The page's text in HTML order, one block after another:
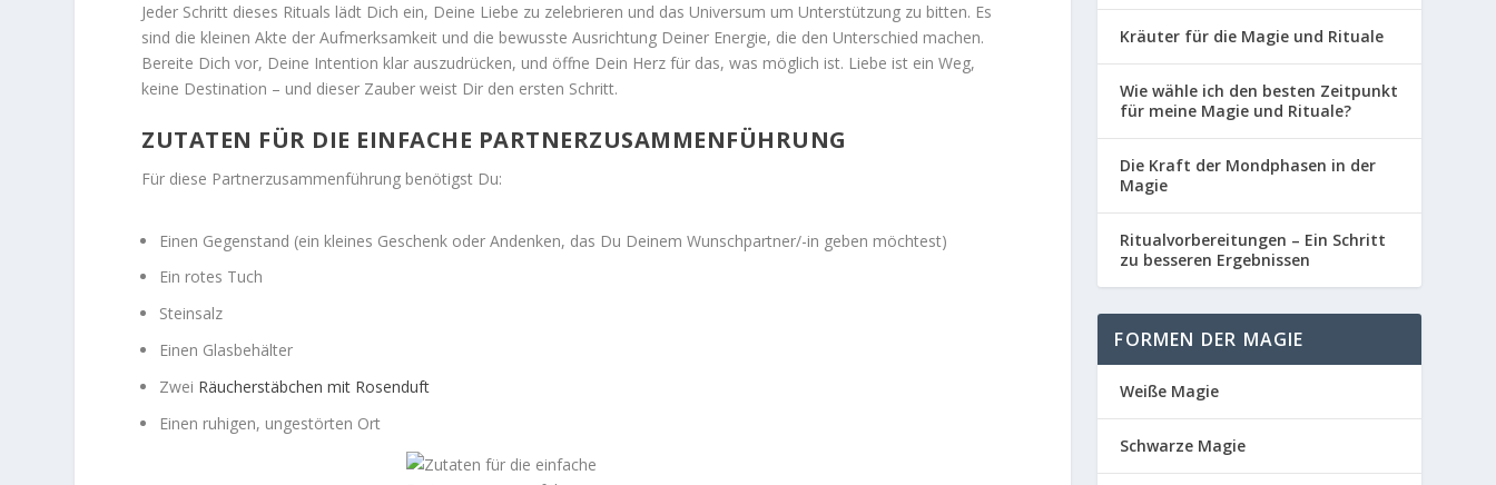
Jeder Schritt dieses Rituals lädt Dich ein, Deine Liebe zu zelebrieren und das Universum um Unterstützung zu bitten. Es
sind die kleinen Akte der Aufmerksamkeit und die bewusste Ausrichtung Deiner Energie, die den Unterschied machen.
Bereite Dich vor, Deine Intention klar auszudrücken, und öffne Dein Herz für das, was möglich ist. Liebe ist ein Weg,
keine Destination – und dieser Zauber weist Dir den ersten Schritt.
ZUTATEN FÜR DIE EINFACHE PARTNERZUSAMMENFÜHRUNG
Für diese Partnerzusammenführung benötigst Du:
Einen Gegenstand (ein kleines Geschenk oder Andenken, das Du Deinem Wunschpartner/-in geben möchtest)
Ein rotes Tuch
Steinsalz
Einen Glasbehälter
Zwei Räucherstäbchen mit Rosenduft
Einen ruhigen, ungestörten Ort
Kräuter für die Magie und Rituale
Wie wähle ich den besten Zeitpunkt
für meine Magie und Rituale?
Die Kraft der Mondphasen in der
Magie
Ritualvorbereitungen – Ein Schritt
zu besseren Ergebnissen
FORMEN DER MAGIE
Weiße Magie
Schwarze Magie